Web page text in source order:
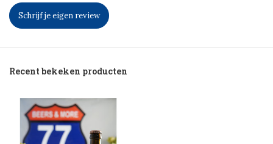
Schrijf je eigen review
Recent bekeken producten